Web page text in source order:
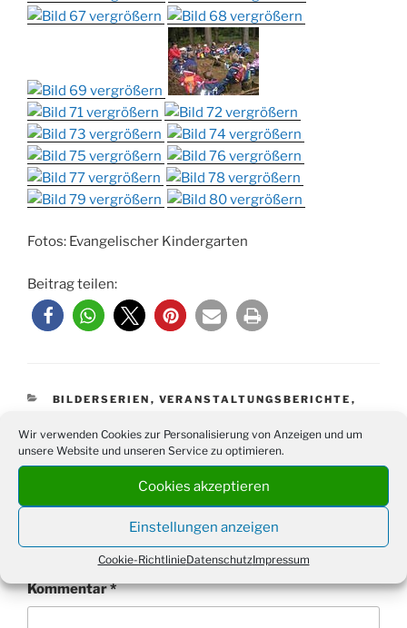
Wir verwenden Cookies zur Personalisierung von Anzeigen und um
unsere Website und unseren Service zu optimieren.
Cookies akzeptieren
Einstellungen anzeigen
Cookie-RichtlinieDatenschutzImpressum
Fotos: Evangelischer Kindergarten
Beitrag teilen:
KATEGORIEN
BILDERSERIEN , VERANSTALTUNGSBERICHTE ,
Schreibe einen Kommentar
Deine E-Mail-Adresse wird nicht veröffentlicht.
Erforderliche Felder sind mit*markiert
Kommentar*